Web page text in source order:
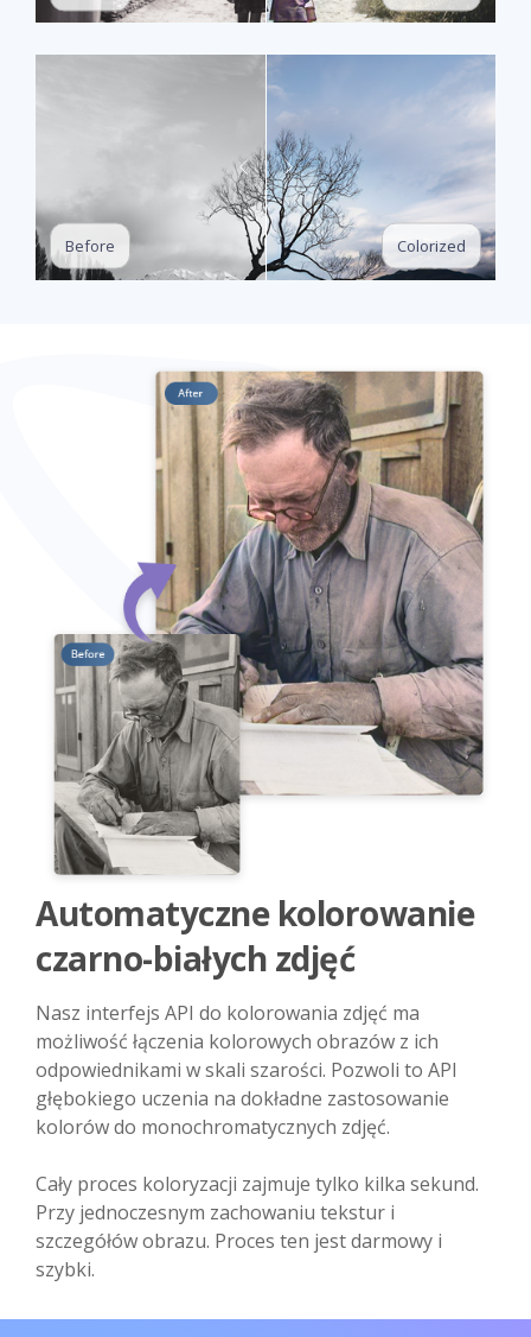
Before Colorized
Automatyczne kolorowanie
czarno-białych zdjęć
Nasz interfejs API do kolorowania zdjęć ma
możliwość łączenia kolorowych obrazów z ich
odpowiednikami w skali szarości. Pozwoli to API
głębokiego uczenia na dokładne zastosowanie
kolorów do monochromatycznych zdjęć.
Cały proces koloryzacji zajmuje tylko kilka sekund.
Przy jednoczesnym zachowaniu tekstur i
szczegółów obrazu. Proces ten jest darmowy i
szybki.